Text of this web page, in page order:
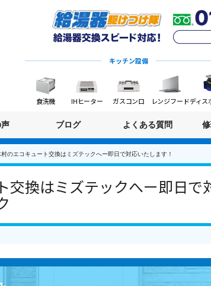
キッチン設備
食洗機 IHヒーター ガスコンロ レンジフードディス
ブログ よくある質問
のエコキュート交換はミズテックへー即日で対応いたします！
交換はミズテックへー即日で